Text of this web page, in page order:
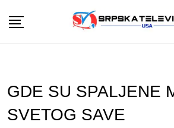
GDE SU SPALJENE
SVETOG SAVE